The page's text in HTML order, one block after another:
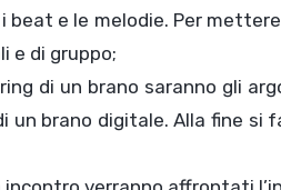
e le melodie. Per
e di gruppo;
di un brano saranno gli
un brano digitale. Alla fine si